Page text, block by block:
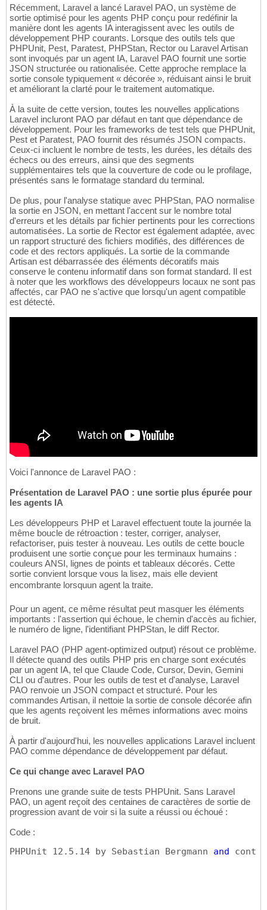
Récemment, Laravel a lancé Laravel PAO, un système de
sortie optimisé pour les agents PHP conçu pour redéfinir la
manière dont les agents IA interagissent avec les outils de
développement PHP courants. Lorsque des outils tels que
PHPUnit, Pest, Paratest, PHPStan, Rector ou Laravel Artisan
sont invoqués par un agent IA, Laravel PAO fournit une sortie
JSON structurée ou rationalisée. Cette approche remplace la
sortie console typiquement « décorée », réduisant ainsi le bruit
et améliorant la clarté pour le traitement automatique.
À la suite de cette version, toutes les nouvelles applications
Laravel incluront PAO par défaut en tant que dépendance de
développement. Pour les frameworks de test tels que PHPUnit,
Pest et Paratest, PAO fournit des résumés JSON compacts.
Ceux-ci incluent le nombre de tests, les durées, les détails des
échecs ou des erreurs, ainsi que des segments
supplémentaires tels que la couverture de code ou le profilage,
présentés sans le formatage standard du terminal.
De plus, pour l'analyse statique avec PHPStan, PAO normalise
la sortie en JSON, en mettant l'accent sur le nombre total
d'erreurs et les détails par fichier pertinents pour les corrections
automatisées. La sortie de Rector est également adaptée, avec
un rapport structuré des fichiers modifiés, des différences de
code et des rectors appliqués. La sortie de la commande
Artisan est débarrassée des éléments décoratifs mais
conserve le contenu informatif dans son format standard. Il est
à noter que les workflows des développeurs locaux ne sont pas
affectés, car PAO ne s'active que lorsqu'un agent compatible
est détecté.
Voici l'annonce de Laravel PAO :
Présentation de Laravel PAO : une sortie plus épurée pour
les agents IA
Les développeurs PHP et Laravel effectuent toute la journée la
même boucle de rétroaction : tester, corriger, analyser,
refactoriser, puis tester à nouveau. Les outils de cette boucle
produisent une sortie conçue pour les terminaux humains :
couleurs ANSI, lignes de points et tableaux décorés. Cette
sortie convient lorsque vous la lisez, mais elle devient
encombrante lorsquun agent la traite.
Pour un agent, ce même résultat peut masquer les éléments
importants : l'assertion qui échoue, le chemin d'accès au fichier,
le numéro de ligne, l'identifiant PHPStan, le diff Rector.
Laravel PAO (PHP agent-optimized output) résout ce problème.
Il détecte quand des outils PHP pris en charge sont exécutés
par un agent IA, tel que Claude Code, Cursor, Devin, Gemini
CLI ou d'autres. Pour les outils de test et d'analyse, Laravel
PAO renvoie un JSON compact et structuré. Pour les
commandes Artisan, il nettoie la sortie de console décorée afin
que les agents reçoivent les mêmes informations avec moins
de bruit.
À partir d'aujourd'hui, les nouvelles applications Laravel incluent
PAO comme dépendance de développement par défaut.
Ce qui change avec Laravel PAO
Prenons une grande suite de tests PHPUnit. Sans Laravel
PAO, un agent reçoit des centaines de caractères de sortie de
progression avant de voir si la suite a réussi ou échoué :
Code :
PHPUnit 12.5.14 by Sebastian Bergmann and